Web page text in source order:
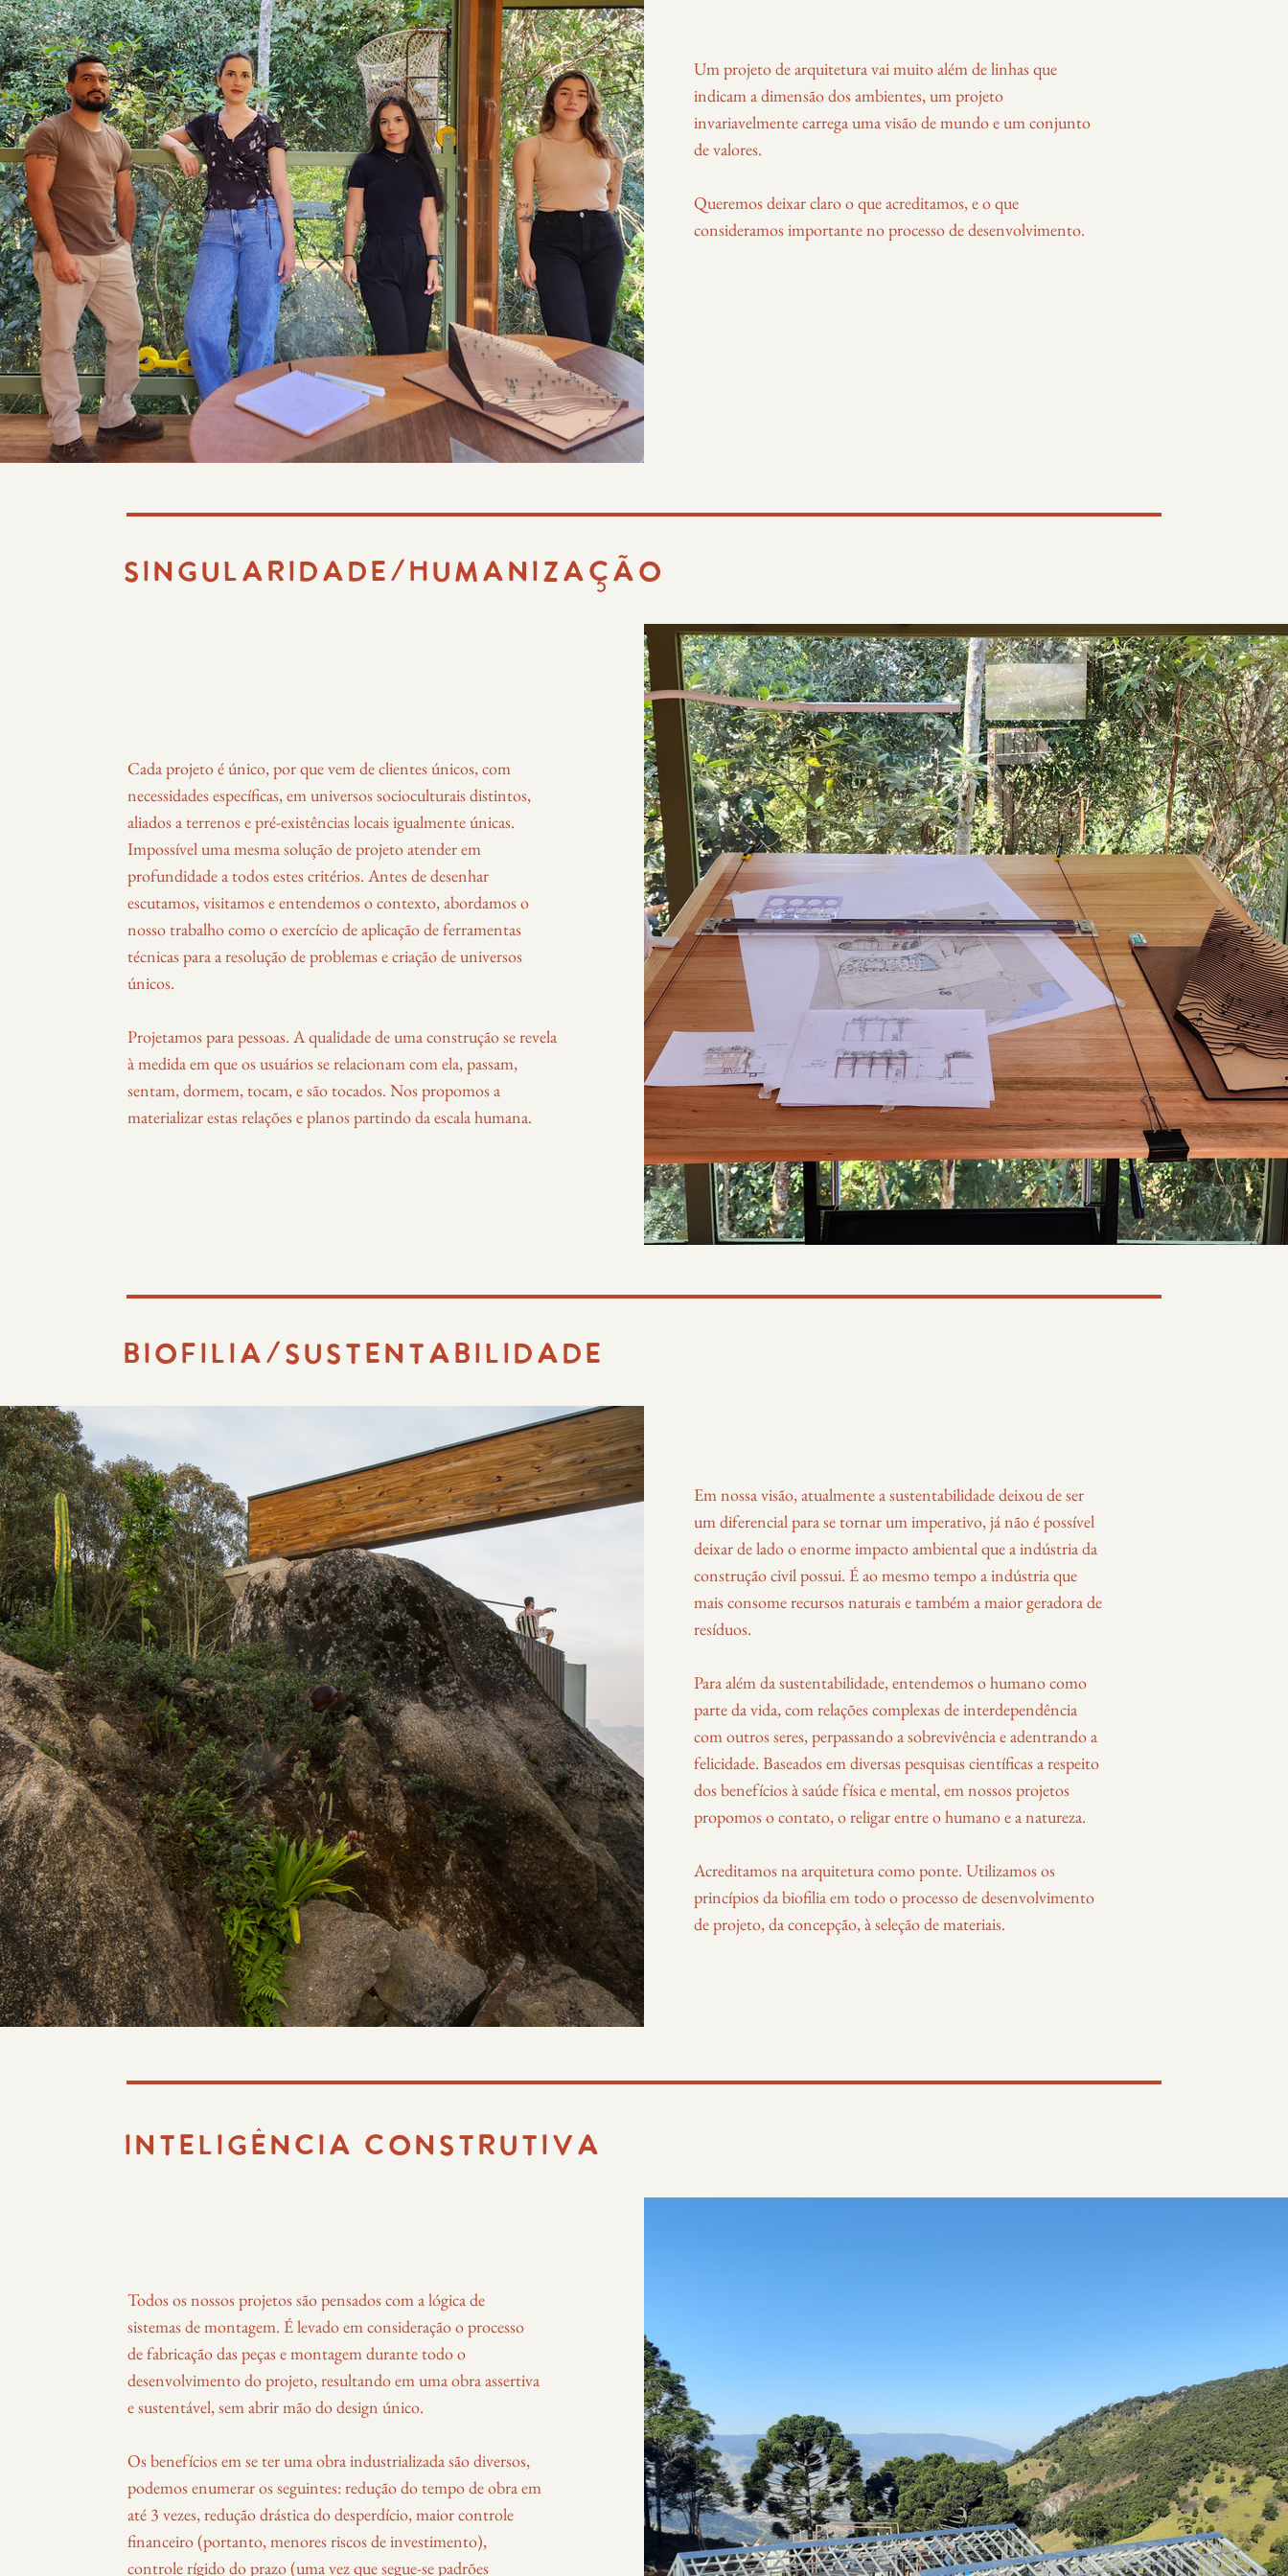
Um projeto de arquitetura vai muito além de linhas que
indicam a dimensão dos ambientes, um projeto
invariavelmente carrega uma visão de mundo e um conjunto
de valores.
Queremos deixar claro o que acreditamos, e o que
consideramos importante no processo de desenvolvimento.
SINGULARIDADE/HUMANIZACÃO
Cada projeto é único, por que vem de clientes únicos, com
necessidades específicas, em universos socioculturais distintos,
aliados a terrenos e pré-existências locais igualmente únicas.
Impossível uma mesma solução de projeto atender em
profundidade a todos estes critérios. Antes de desenhar
escutamos, visitamos e entendemos o contexto, abordamos o
nosso trabalho como o exercício de aplicação de ferramentas
técnicas para a resolução de problemas e criação de universos
únicos.
Projetamos para pessoas. A qualidade de uma construção se revela
à medida em que os usuários se relacionam com ela, passam,
sentam, dormem, tocam, e são tocados. Nos propomos a
materializar estas relações e planos partindo da escala humana.
BIOFILIA/SUSTENTABILIDADE
Em nossa visão, atualmente a sustentabilidade deixou de ser
um diferencial para se tornar um imperativo, já não é possível
deixar de lado o enorme impacto ambiental que a indústria da
construção civil possui. É ao mesmo tempo a indústria que
mais consome recursos naturais e também a maior geradora de
resíduos.
Para além da sustentabilidade, entendemos o humano como
parte da vida, com relações complexas de interdependência
com outros seres, perpassando a sobrevivência e adentrando a
felicidade. Baseados em diversas pesquisas científicas a respeito
dos benefícios à saúde física e mental, em nossos projetos
propomos o contato, o religar entre o humano e a natureza.
Acreditamos na arquitetura como ponte. Utilizamos os
princípios da biofilia em todo o processo de desenvolvimento
de projeto, da concepção, à seleção de materiais.
INTELIGÊNCIA CONSTRUTIVA
Todos os nossos projetos são pensados com a lógica de
sistemas de montagem. É levado em consideração o processo
de fabricação das peças e montagem durante todo o
desenvolvimento do projeto, resultando em uma obra assertiva
e sustentável, sem abrir mão do design único.
Os benefícios em se ter uma obra industrializada são diversos,
podemos enumerar os seguintes: redução do tempo de obra em
até 3 vezes, redução drástica do desperdício, maior controle
financeiro (portanto, menores riscos de investimento),
controle rígido do prazo (uma vez que segue-se padrões